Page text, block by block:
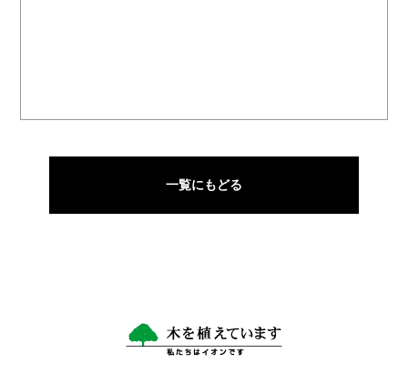
一覧にもどる